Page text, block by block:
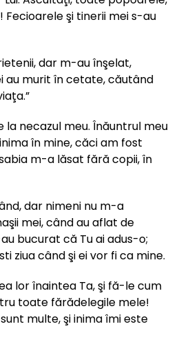
şi tinerii mei s-au
dar m-au înşelat,
au murit în cetate, căutând
la necazul meu. Înăuntrul meu
în mine, căci am fost
m-a lăsat fără copii, în
dar nimeni nu m-a
mei, când au aflat de
bucurat că Tu ai adus-o;
ziua când şi ei vor fi ca mine.
lor înaintea Ta, şi fă-le cum
toate fărădelegile mele!
multe, şi inima îmi este